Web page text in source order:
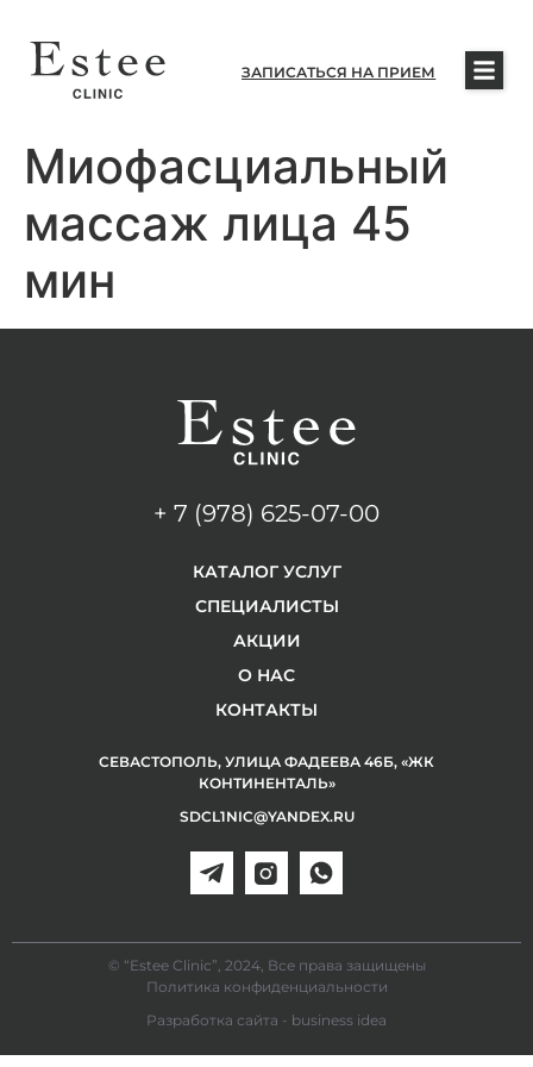
ЗАПИСАТЬСЯ НА ПРИЕМ
Миофасциальный
массаж лица 45
мин
КАТАЛОГ УСЛУГ
СПЕЦИАЛИСТЫ
АКЦИИ
О НАС
КОНТАКТЫ
+ 7 (978) 625-07-00
СЕВАСТОПОЛЬ, УЛИЦА ФАДЕЕВА 46Б, «ЖК
КОНТИНЕНТАЛЬ»
SDCL1NIC@YANDEX.RU
© “Estee Clinic”, 2024, Все права защищены
Политика конфиденциальности
Разработка сайта - business idea